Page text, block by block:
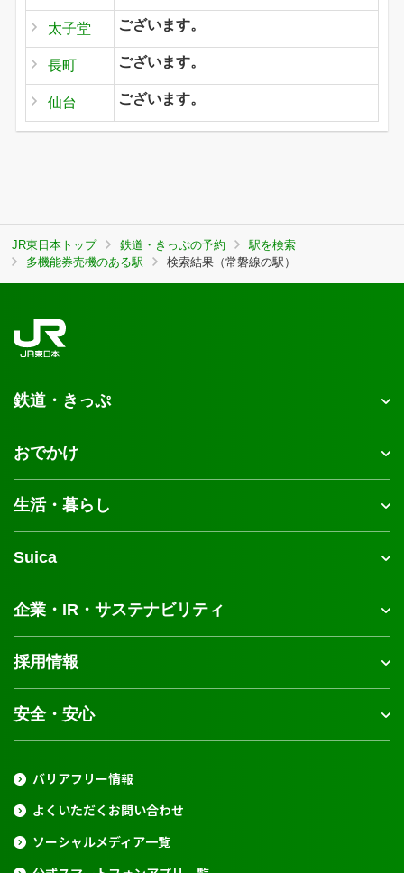
太子堂 ございます。
長町 ございます。
仙台 ございます。
JR東日本トップ 鉄道・きっぷの予約
駅を検索
多機能券売機のある駅
検索結果（常磐線の駅）
鉄道・きっぷ
おでかけ
生活・暮らし
Suica
企業・IR・サステナビリティ
採用情報
安全・安心
バリアフリー情報
よくいただくお問い合わせ
ソーシャルメディア一覧